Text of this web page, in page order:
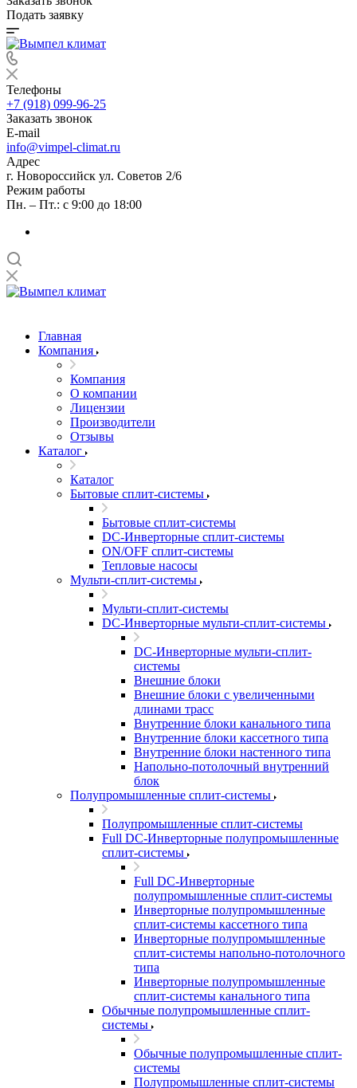
Подать заявку
Телефоны
+7 (918) 099-96-25
Заказать звонок
E-mail
info@vimpel-climat.ru
Адрес
г. Новороссийск ул. Советов 2/6
Режим работы
Пн. – Пт.: с 9:00 до 18:00
Главная
Компания
Компания
О компании
Лицензии
Производители
Отзывы
Каталог
Каталог
Бытовые сплит-системы
Бытовые сплит-системы
DC-Инверторные сплит-системы
ON/OFF сплит-системы
Тепловые насосы
Мульти-сплит-системы
Мульти-сплит-системы
DC-Инверторные мульти-сплит-системы
DC-Инверторные мульти-сплит-
системы
Внешние блоки
Внешние блоки с увеличенными
длинами трасс
Внутренние блоки канального типа
Внутренние блоки кассетного типа
Внутренние блоки настенного типа
Напольно-потолочный внутренний
блок
Полупромышленные сплит-системы
Полупромышленные сплит-системы
Full DC-Инверторные полупромышленные
сплит-системы
Full DC-Инверторные
полупромышленные сплит-системы
Инверторные полупромышленные
сплит-системы кассетного типа
Инверторные полупромышленные
сплит-системы напольно-потолочного
типа
Инверторные полупромышленные
сплит-системы канального типа
Обычные полупромышленные сплит-
системы
Обычные полупромышленные сплит-
системы
Полупромышленные сплит-системы